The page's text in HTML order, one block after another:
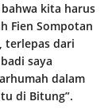
kita harus
Fien Sompotan
terlepas dari
saya
dalam
di Bitung”.